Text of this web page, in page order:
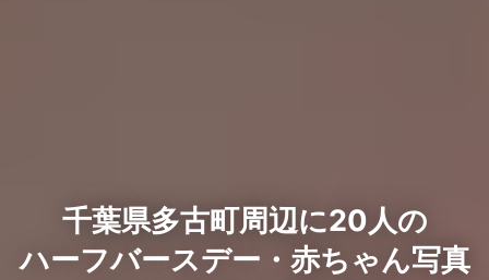
千葉県多古町周辺に20人の
ハーフバースデー・赤ちゃん写真